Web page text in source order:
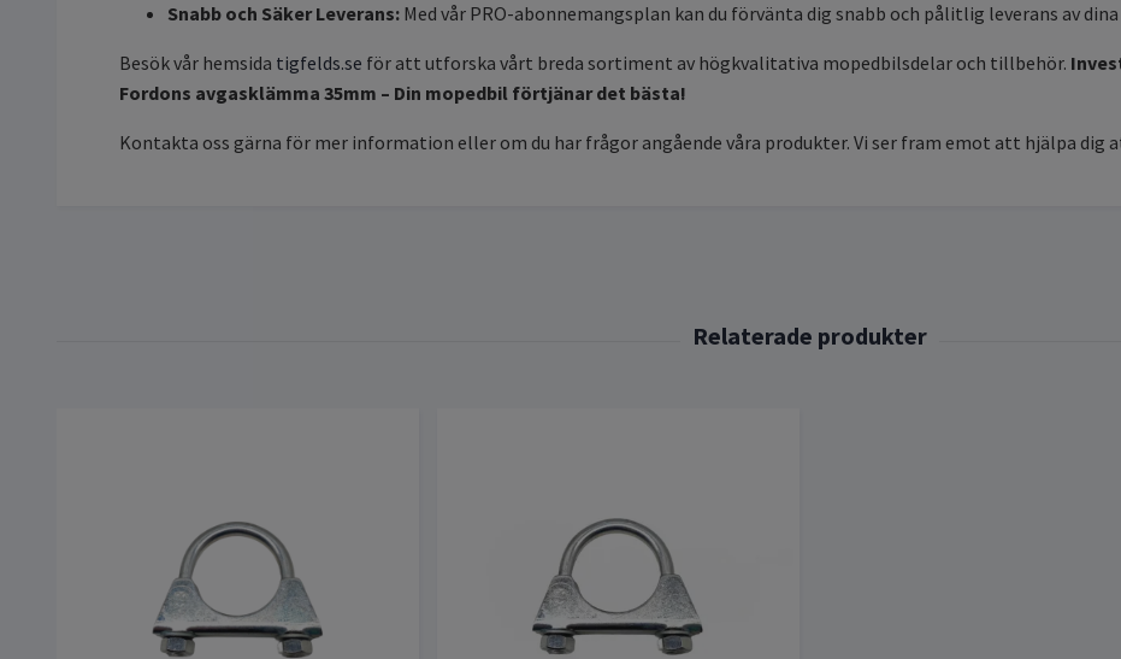
Snabb och Säker Leverans: Med vår PRO-abonnemangsplan kan du förvänta dig snabb och pålitlig leverans av
Besök vår hemsida tigfelds.se för att utforska vårt breda sortiment av högkvalitativa mopedbilsdelar och tillbehör.
Fordons avgasklämma 35mm – Din mopedbil förtjänar det bästa!
Kontakta oss gärna för mer information eller om du har frågor angående våra produkter. Vi ser fram emot att hjälpa